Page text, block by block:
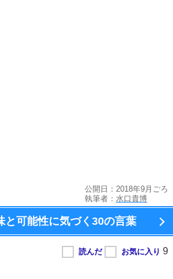
公開日：2018年9月ごろ
執筆者： 水口貴博
と可能性に気づく 30の言葉